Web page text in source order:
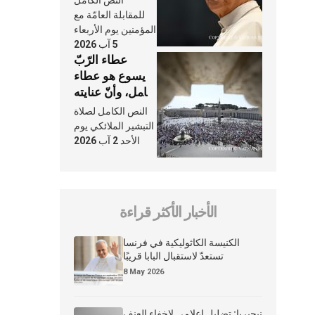
النَّفَس في حياة
الكنيسة
للمقابلة العامّة مع
المؤمنين يوم الأربعاء
5 آب 2026
عطاء الرّبّ
يسوع هو عطاء
شامل، وأنّ عنايته
بنا لا تغيب عنّا
أبدًا
النص الكامل لصلاة
التبشير الملائكي يوم
الأحد 2 آب 2026
الأخبار الأكثر قراءة
الكنيسة الكاثوليكية في فرنسا
تستعدّ لاستقبال البابا قريبًا
8 May 2026